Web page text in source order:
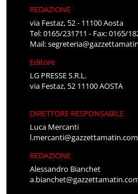
REDAZIONE
via Festaz, 52 - 11100 Aosta
Tel: 0165/231711 - Fax: 0165/
Mail:
Editore
LG PRESSE S.R.L.
via Festaz, 52 11100 AOSTA
DIRETTORE RESPONSABILE
Luca Mercanti
l.mercanti@gazzettamatin.com
REDAZIONE
Alessandro Bianchet